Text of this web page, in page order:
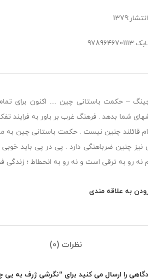
– حكمت باستانی چین … اكنون برای تمام
شما بدهد . فرهنگ غرب بر باور به فرایند
قائلند چنین نیست . حكمت باستانی چین
نیز چنین ضرباهنگی دارد . پی در پی باید
نه رو به ترقی است و نه رو به انحطاط ؛ زندگی
به علاقه مندی
نظرات (0)
را ارسال می کنید برای “نگرشی ژرف به یی